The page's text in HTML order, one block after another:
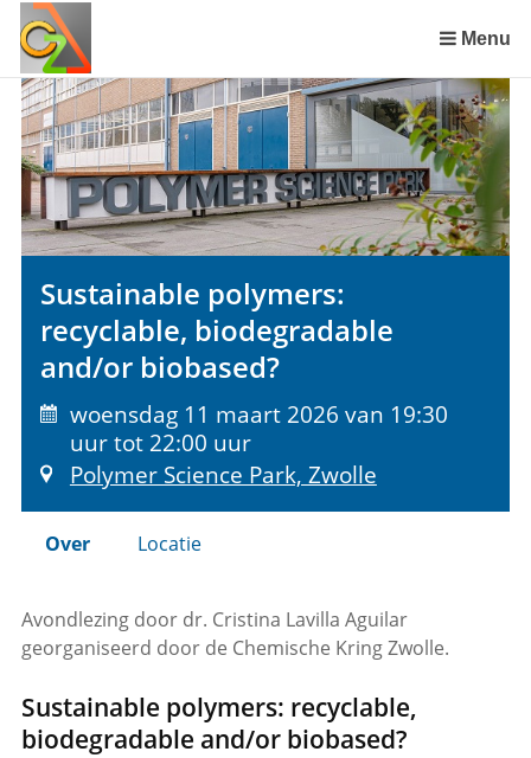
links
over
Spring
naar
de
inhoud
Spring
naar
menu
Menu
Sustainable polymers:
recyclable, biodegradable
and/or biobased?
woensdag 11 maart 2026 van 19:30
uur tot 22:00 uur
Polymer Science Park, Zwolle
Over Locatie
Avondlezing door dr. Cristina Lavilla Aguilar
georganiseerd door de Chemische Kring Zwolle.
Sustainable polymers: recyclable,
biodegradable and/or biobased?